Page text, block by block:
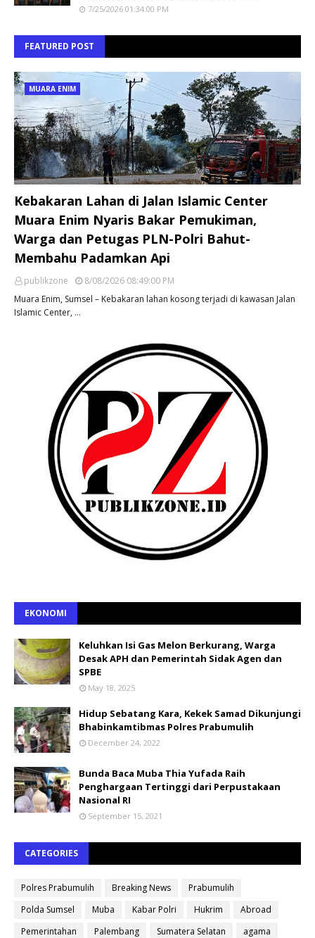
7/25/2026 01:34:00 PM
FEATURED POST
MUARA ENIM
Kebakaran Lahan di Jalan Islamic Center
Muara Enim Nyaris Bakar Pemukiman,
Warga dan Petugas PLN-Polri Bahut-
Membahu Padamkan Api
publikzone
8/08/2026 08:49:00 PM
Muara Enim, Sumsel – Kebakaran lahan kosong terjadi di kawasan Jalan
Islamic Center, …
EKONOMI
Keluhkan Isi Gas Melon Berkurang, Warga
Desak APH dan Pemerintah Sidak Agen dan
SPBE
May 18, 2025
Hidup Sebatang Kara, Kekek Samad Dikunjungi
Bhabinkamtibmas Polres Prabumulih
December 24, 2022
Bunda Baca Muba Thia Yufada Raih
Penghargaan Tertinggi dari Perpustakaan
Nasional RI
September 15, 2021
CATEGORIES
Polres Prabumulih Breaking News
Prabumulih
Polda Sumsel
Muba Kabar Polri Hukrim
Abroad
Pemerintahan
Palembang Sumatera Selatan
agama